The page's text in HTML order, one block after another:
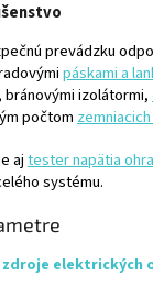
prevádzku
páskami a
bránovými izolátormi,
počtom
ajtester napätia
systému.
elektrických